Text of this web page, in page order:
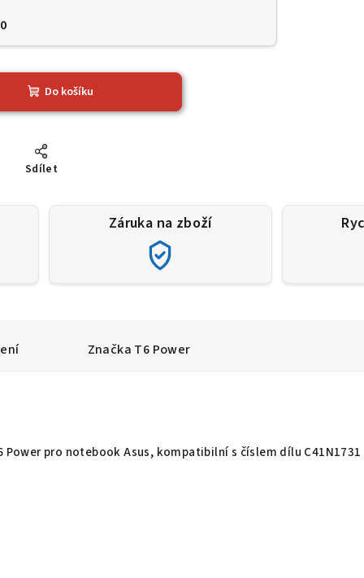
Do košíku
Sdílet
Záruka na zboží
Značka T6 Power
pro notebook Asus, kompatibilní s číslem dílu C41N1731